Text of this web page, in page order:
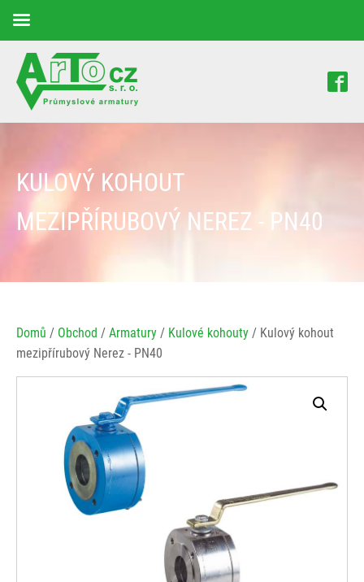
KULOVÝ KOHOUT
MEZIPŘÍRUBOVÝ NEREZ - PN40
Domů / Obchod / Armatury / Kulové kohouty / Kulový kohout
mezipřírubový Nerez - PN40